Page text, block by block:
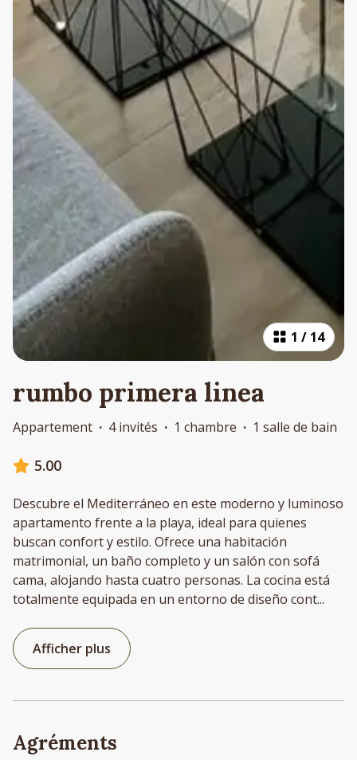
1 / 14
rumbo primera linea
Appartement · 4 invités · 1 chambre · 1 salle de bain
5.00
Descubre el Mediterráneo en este moderno y luminoso
apartamento frente a la playa, ideal para quienes
buscan confort y estilo. Ofrece una habitación
matrimonial, un baño completo y un salón con sofá
cama, alojando hasta cuatro personas. La cocina está
totalmente equipada en un entorno de diseño cont...
Afficher plus
Agréments